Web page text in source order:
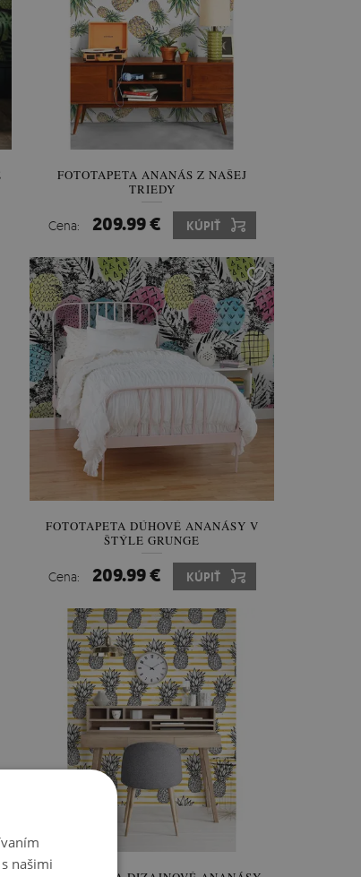
FOTOTAPETA ANANÁS Z NAŠEJ
TRIEDY
Cena: 209.99 € KÚPIŤ
FOTOTAPETA DÚHOVÉ ANANÁSY V
ŠTÝLE GRUNGE
Cena: 209.99 € KÚPIŤ
našimi